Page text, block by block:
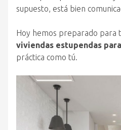
supuesto, está bien
Hoy hemos preparado para
viviendas estupendas
práctica como tú.